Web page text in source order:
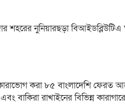
শহরের নুনিয়ারছড়া বিআইডব্লিউটিএ
করা ৮৫ বাংলাদেশি ফেরত
বাকিরা রাখাইনের বিভিন্ন